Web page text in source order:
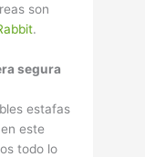
son
.
segura
estafas
este
todo lo